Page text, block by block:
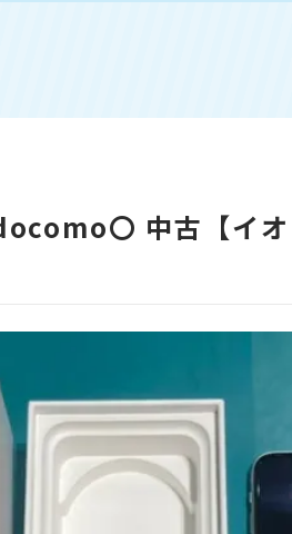
〇 中古【イオ